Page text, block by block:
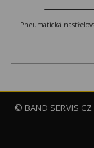
Pneumatická
© BAND SERVIS